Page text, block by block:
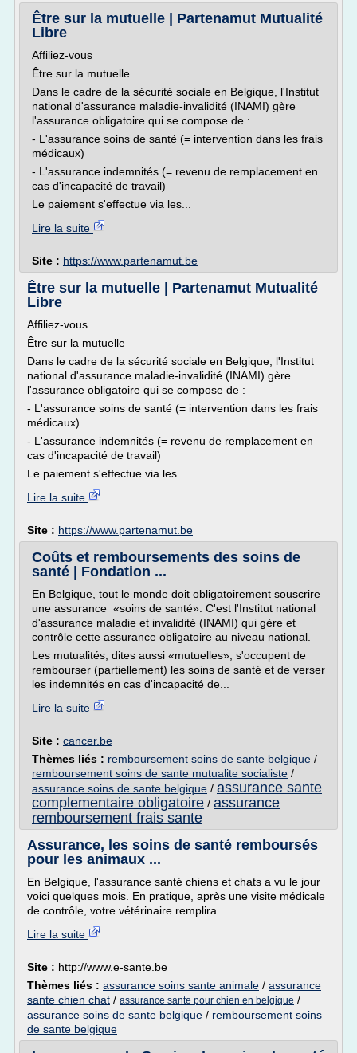
Être sur la mutuelle | Partenamut Mutualité
Libre
Affiliez-vous
Être sur la mutuelle
Dans le cadre de la sécurité sociale en Belgique, l'Institut
national d'assurance maladie-invalidité (INAMI) gère
l'assurance obligatoire qui se compose de :
- L'assurance soins de santé (= intervention dans les frais
médicaux)
- L'assurance indemnités (= revenu de remplacement en
cas d'incapacité de travail)
Le paiement s'effectue via les...
Lire la suite
Site : https://www.partenamut.be
Être sur la mutuelle | Partenamut Mutualité
Libre
Affiliez-vous
Être sur la mutuelle
Dans le cadre de la sécurité sociale en Belgique, l'Institut
national d'assurance maladie-invalidité (INAMI) gère
l'assurance obligatoire qui se compose de :
- L'assurance soins de santé (= intervention dans les frais
médicaux)
- L'assurance indemnités (= revenu de remplacement en
cas d'incapacité de travail)
Le paiement s'effectue via les...
Lire la suite
Site : https://www.partenamut.be
Coûts et remboursements des soins de
santé | Fondation ...
En Belgique, tout le monde doit obligatoirement souscrire
une assurance «soins de santé». C'est l'Institut national
d'assurance maladie et invalidité (INAMI) qui gère et
contrôle cette assurance obligatoire au niveau national.
Les mutualités, dites aussi «mutuelles», s'occupent de
rembourser (partiellement) les soins de santé et de verser
les indemnités en cas d'incapacité de...
Lire la suite
Site : cancer.be
Thèmes liés : remboursement soins de sante belgique /
remboursement soins de sante mutualite socialiste /
assurance soins de sante belgique / assurance sante
complementaire obligatoire / assurance
remboursement frais sante
Assurance, les soins de santé remboursés
pour les animaux ...
En Belgique, l'assurance santé chiens et chats a vu le jour
voici quelques mois. En pratique, après une visite médicale
de contrôle, votre vétérinaire remplira...
Lire la suite
Site : http://www.e-sante.be
Thèmes liés : assurance soins sante animale / assurance
sante chien chat / assurance sante pour chien en belgique /
assurance soins de sante belgique / remboursement soins
de sante belgique